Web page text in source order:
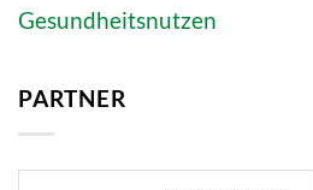
Gesundheitsnutzen
PARTNER